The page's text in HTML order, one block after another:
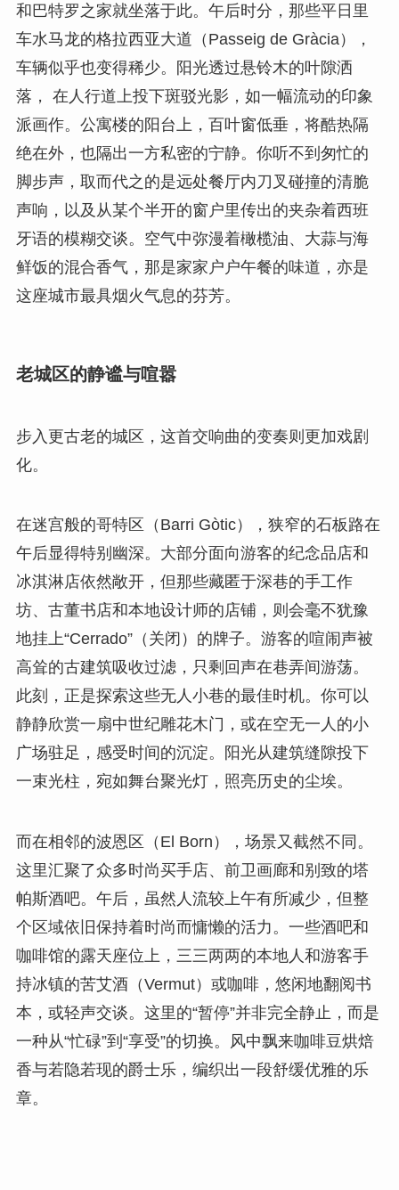
和巴特罗之家就坐落于此。午后时分，那些平日里
车水马龙的格拉西亚大道（Passeig de Gràcia），
车辆似乎也变得稀少。阳光透过悬铃木的叶隙洒
落， 在人行道上投下斑驳光影，如一幅流动的印象
派画作。公寓楼的阳台上，百叶窗低垂，将酷热隔
绝在外，也隔出一方私密的宁静。你听不到匆忙的
脚步声，取而代之的是远处餐厅内刀叉碰撞的清脆
声响，以及从某个半开的窗户里传出的夹杂着西班
牙语的模糊交谈。空气中弥漫着橄榄油、大蒜与海
鲜饭的混合香气，那是家家户户午餐的味道，亦是
这座城市最具烟火气息的芬芳。
老城区的静谧与喧嚣
步入更古老的城区，这首交响曲的变奏则更加戏剧
化。
在迷宫般的哥特区（Barri Gòtic），狭窄的石板路在
午后显得特别幽深。大部分面向游客的纪念品店和
冰淇淋店依然敞开，但那些藏匿于深巷的手工作
坊、古董书店和本地设计师的店铺，则会毫不犹豫
地挂上“Cerrado”（关闭）的牌子。游客的喧闹声被
高耸的古建筑吸收过滤，只剩回声在巷弄间游荡。
此刻，正是探索这些无人小巷的最佳时机。你可以
静静欣赏一扇中世纪雕花木门，或在空无一人的小
广场驻足，感受时间的沉淀。阳光从建筑缝隙投下
一束光柱，宛如舞台聚光灯，照亮历史的尘埃。
而在相邻的波恩区（El Born），场景又截然不同。
这里汇聚了众多时尚买手店、前卫画廊和别致的塔
帕斯酒吧。午后，虽然人流较上午有所减少，但整
个区域依旧保持着时尚而慵懒的活力。一些酒吧和
咖啡馆的露天座位上，三三两两的本地人和游客手
持冰镇的苦艾酒（Vermut）或咖啡，悠闲地翻阅书
本，或轻声交谈。这里的“暂停”并非完全静止，而是
一种从“忙碌”到“享受”的切换。风中飘来咖啡豆烘焙
香与若隐若现的爵士乐，编织出一段舒缓优雅的乐
章。